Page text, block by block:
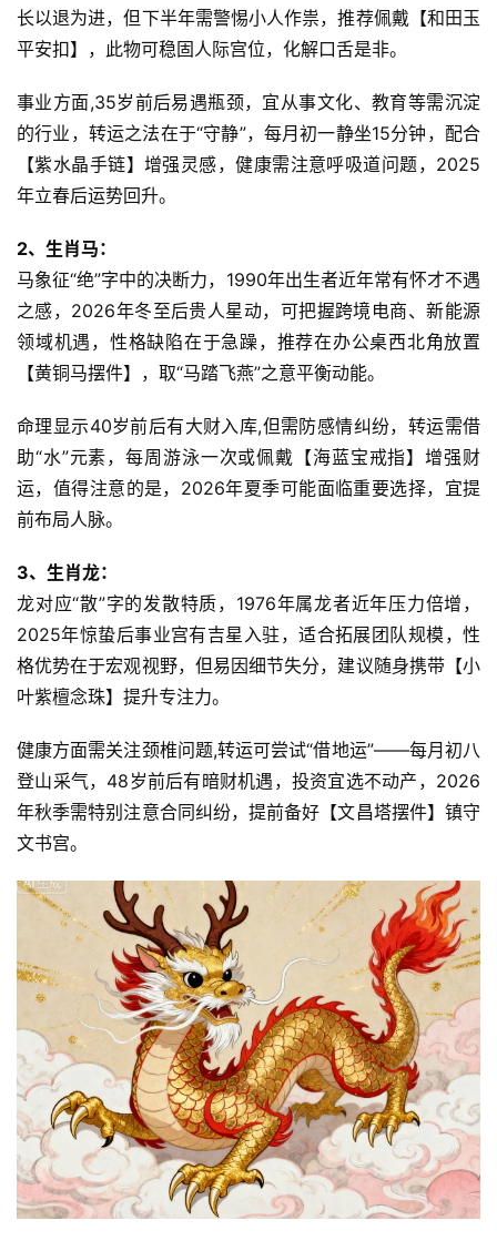
长以退为进，但下半年需警惕小人作祟，推荐佩戴【和田玉
平安扣】，此物可稳固人际宫位，化解口舌是非。
事业方面,35岁前后易遇瓶颈，宜从事文化、教育等需沉淀
的行业，转运之法在于“守静”，每月初一静坐15分钟，配合
【紫水晶手链】增强灵感，健康需注意呼吸道问题，2025
年立春后运势回升。
2、生肖马：
马象征“绝”字中的决断力，1990年出生者近年常有怀才不遇
之感，2026年冬至后贵人星动，可把握跨境电商、新能源
领域机遇，性格缺陷在于急躁，推荐在办公桌西北角放置
【黄铜马摆件】，取“马踏飞燕”之意平衡动能。
命理显示40岁前后有大财入库,但需防感情纠纷，转运需借
助“水”元素，每周游泳一次或佩戴【海蓝宝戒指】增强财
运，值得注意的是，2026年夏季可能面临重要选择，宜提
前布局人脉。
3、生肖龙：
龙对应“散”字的发散特质，1976年属龙者近年压力倍增，
2025年惊蛰后事业宫有吉星入驻，适合拓展团队规模，性
格优势在于宏观视野，但易因细节失分，建议随身携带【小
叶紫檀念珠】提升专注力。
健康方面需关注颈椎问题,转运可尝试“借地运”——每月初八
登山采气，48岁前后有暗财机遇，投资宜选不动产，2026
年秋季需特别注意合同纠纷，提前备好【文昌塔摆件】镇守
文书宫。